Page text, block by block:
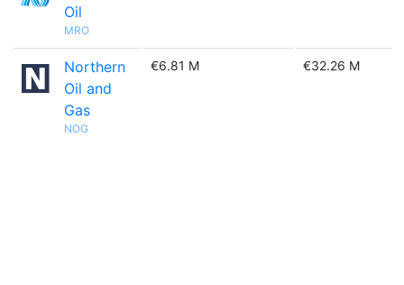
Oil
MRO
Northern
Oil and
Gas
NOG
€6.81 M €32.26 M